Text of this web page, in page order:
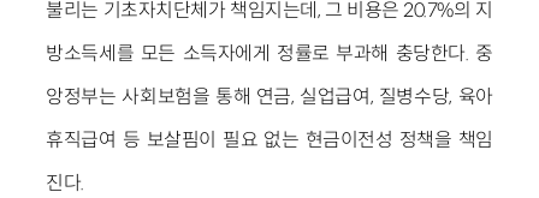
불리는 기초자치단체가 책임지는데, 그 비용은 20.7%의 지
방소득세를 모든 소득자에게 정률로 부과해 충당한다. 중
앙정부는 사회보험을 통해 연금, 실업급여, 질병수당, 육아
휴직급여 등 보살핌이 필요 없는 현금이전성 정책을 책임
진다.